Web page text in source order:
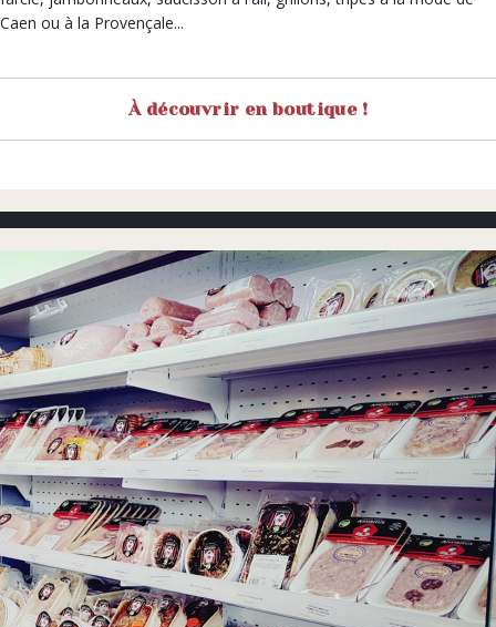
Caen ou à la Provençale...
À découvrir en boutique !